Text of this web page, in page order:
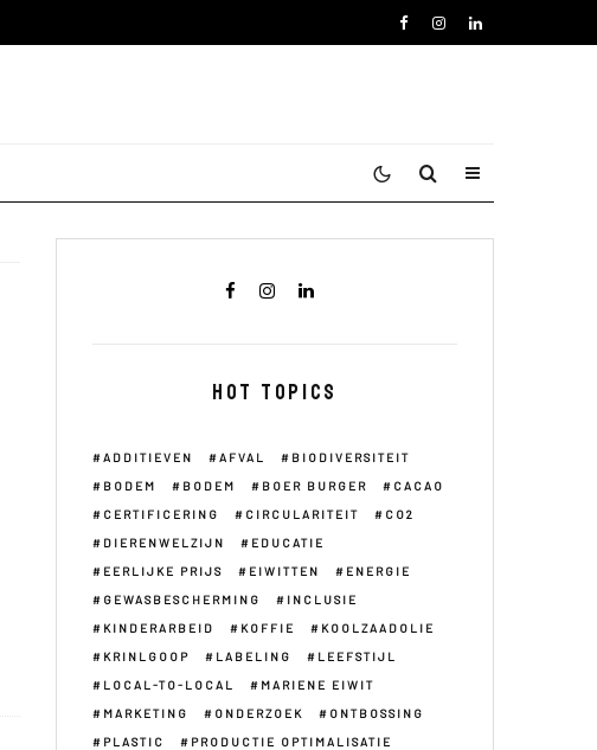
HOT TOPICS
ADDITIEVEN AFVAL
BIODIVERSITEIT
BODEM
BODEM BOER BURGER
CACAO
CERTIFICERING
CIRCULARITEIT
CO2
DIERENWELZIJN
EDUCATIE
EERLIJKE PRIJS
EIWITTEN
ENERGIE
GEWASBESCHERMING
INCLUSIE
KINDERARBEID
KOFFIE
KOOLZAADOLIE
KRINLGOOP
LABELING
LEEFSTIJL
LOCAL-TO-LOCAL
MARIENE EIWIT
MARKETING
ONDERZOEK
ONTBOSSING
PLASTIC
PRODUCTIE OPTIMALISATIE